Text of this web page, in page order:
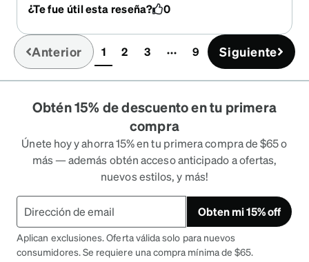
¿Te fue útil esta reseña?
0
Anterior 1(current)
2 3 9 Siguiente
Obtén 15% de descuento en tu primera
compra
Únete hoy y ahorra 15% en tu primera compra de $65 o
más — además obtén acceso anticipado a ofertas,
nuevos estilos, y más!
Obten mi 15% off
Aplican exclusiones. Oferta válida solo para nuevos
consumidores. Se requiere una compra mínima de $65.